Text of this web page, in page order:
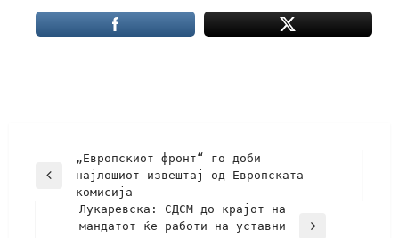
„Европскиот фронт“ го доби
најлошиот извештај од Европската
комисија
Лукаревска: СДСМ до крајот на
мандатот ќе работи на уставни